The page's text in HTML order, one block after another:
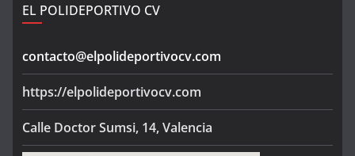
EL POLIDEPORTIVO CV
contacto@elpolideportivocv.com
https://elpolideportivocv.com
Calle Doctor Sumsi, 14, Valencia